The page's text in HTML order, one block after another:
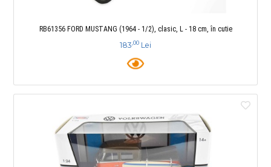
RB61356 FORD MUSTANG (1964 - 1/2), clasic, L - 18 cm, în cutie
183,00 Lei